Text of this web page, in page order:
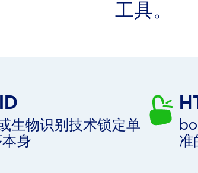
工具。
生物识别技术锁定单
身
准